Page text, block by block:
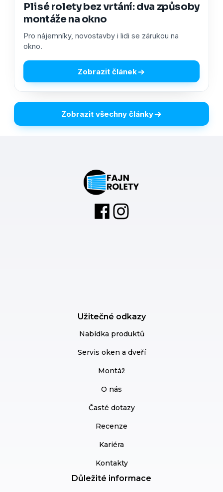
Plisé rolety bez vrtání: dva způsoby
montáže na okno
Pro nájemníky, novostavby i lidi se zárukou na
okno.
Zobrazit článek
Zobrazit všechny články
Užitečné odkazy
Nabídka produktů
Servis oken a dveří
Montáž
O nás
Časté dotazy
Recenze
Kariéra
Kontakty
Důležité informace